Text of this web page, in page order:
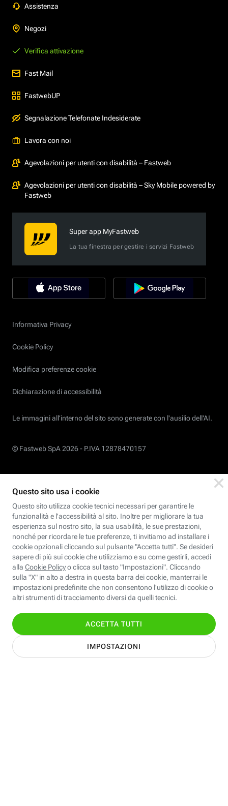
Assistenza
Negozi
Verifica attivazione
Fast Mail
FastwebUP
Segnalazione Telefonate Indesiderate
Lavora con noi
Agevolazioni per utenti con disabilità – Fastweb
Agevolazioni per utenti con disabilità – Sky Mobile powered by
Fastweb
Super app MyFastweb
La tua finestra per gestire i servizi Fastweb
Informativa Privacy
Cookie Policy
Modifica preferenze cookie
Dichiarazione di accessibilità
Le immagini all’interno del sito sono generate con l'ausilio dell'AI.
© Fastweb SpA 2026 - P.IVA 12878470157